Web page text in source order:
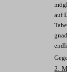
auf
2.